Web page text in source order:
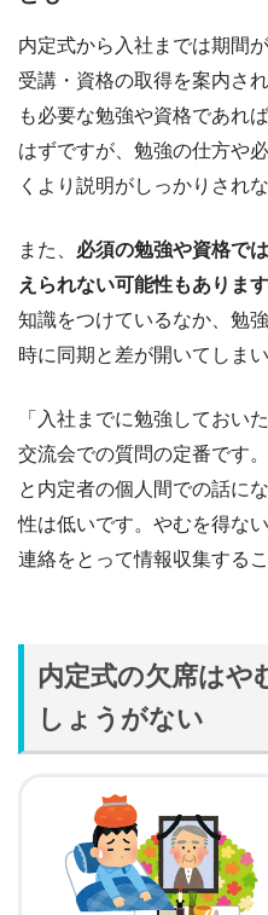
内定式から入社までは期間
受講・資格の取得を案内さ
も必要な勉強や資格であれ
はずですが、勉強の仕方や
くより説明がしっかりされ
また、 必須の勉強や資格で
えられない可能性もあります
知識をつけているなか、勉
時に同期と差が開いてしまい
「入社までに勉強しておい
交流会での質問の定番です
と内定者の個人間での話に
性は低いです。やむを得な
連絡をとって情報収集する
内定式の欠席はや
しょうがない